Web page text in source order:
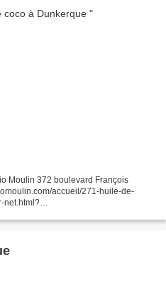
Moulin 372 boulevard François
accueil/271-huile-de-
net.html?